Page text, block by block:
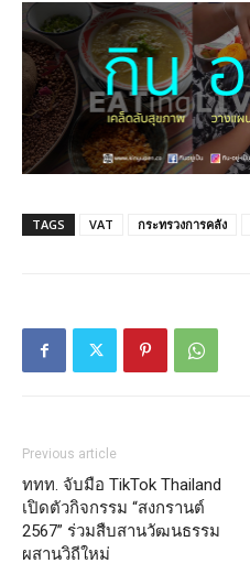
TAGS VAT กระทรวงการคลัง
Previous article
ททท. จับมือ TikTok Thailand
เปิดตัวกิจกรรม “สงกรานต์
2567” ร่วมสืบสานวัฒนธรรม
ผสานวิถีใหม่